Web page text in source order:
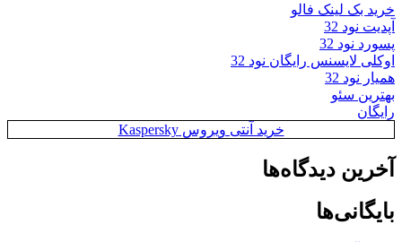
خرید بک لینک فالو
آپدیت نود 32
پسورد نود 32
اوکلی لایسنس رایگان نود 32
همیار نود 32
بهترین سئو
رایگان
خرید آنتی ویروس Kaspersky
آخرین دیدگاه‌ها
بایگانی‌ها